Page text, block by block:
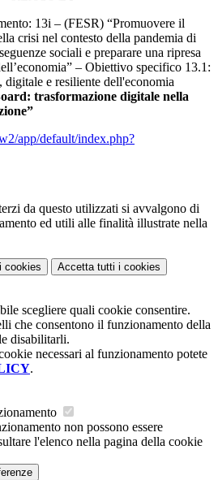
13i – (FESR) “Promuovere il
crisi nel contesto della pandemia di
sociali e preparare una ripresa
– Obiettivo specifico 13.1:
digitale e resiliente dell'economia
trasformazione digitale nella
app/default/index.php?
da questo utilizzati si avvalgono di
ed utili alle finalità illustrate nella
i cookies Accetta tutti i cookies
scegliere quali cookie consentire.
che consentono il funzionamento della
disabilitarli.
necessari al funzionamento potete
.
non possono essere
l'elenco nella pagina della cookie